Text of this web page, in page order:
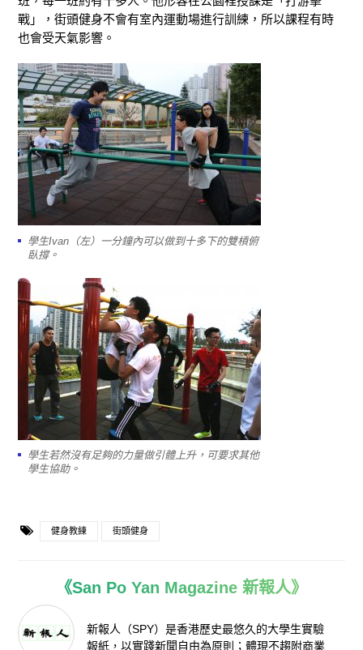
戰」，街頭健身不會有室內運動場進行訓練，所以課程有時
也會受天氣影響。
學生Ivan（左）一分鐘內可以做到十多下的雙槓俯
臥撐。
學生若然沒有足夠的力量做引體上升，可要求其他
學生協助。
健身教練 街頭健身
《San Po Yan Magazine 新報人》
新報人（SPY）是香港歷史最悠久的大學生實驗
報紙，以實踐新聞自由為原則；體現不趨附商業